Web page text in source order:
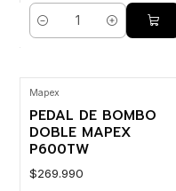
Cantidad
Mapex
PEDAL DE BOMBO
DOBLE MAPEX
P600TW
$269.990